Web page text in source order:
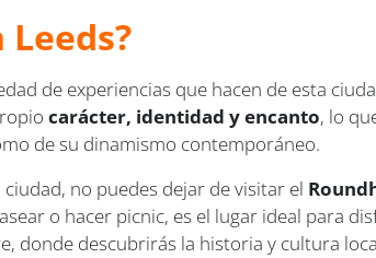
Leeds?
de experiencias que hacen de esta
carácter, identidad y encanto, lo
de su dinamismo contemporáneo.
no puedes dejar de visitar el
o hacer picnic, es el lugar ideal para
donde descubrirás la historia y cultura